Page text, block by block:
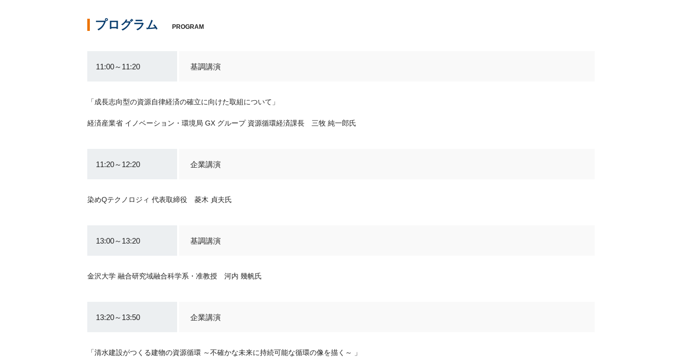
プログラム PROGRAM
11:00～11:20 基調講演
「成長志向型の資源自律経済の確立に向けた取組について」
経済産業省 イノベーション・環境局 GX グループ 資源循環経済課長 三牧 純一郎氏
11:20～12:20 企業講演
染めQテクノロジィ 代表取締役 菱木 貞夫氏
13:00～13:20 基調講演
金沢大学 融合研究域融合科学系・准教授 河内 幾帆氏
13:20～13:50 企業講演
「清水建設がつくる建物の資源循環 ～不確かな未来に持続可能な循環の像を描く～ 」